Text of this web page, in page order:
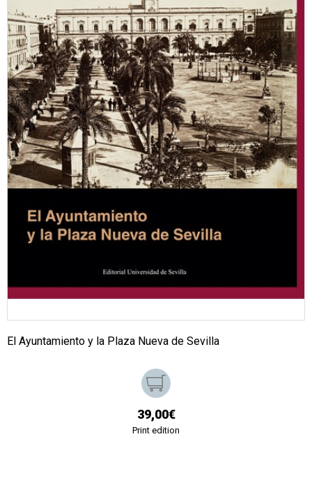
El Ayuntamiento y la Plaza Nueva de Sevilla
39,00€
Print edition